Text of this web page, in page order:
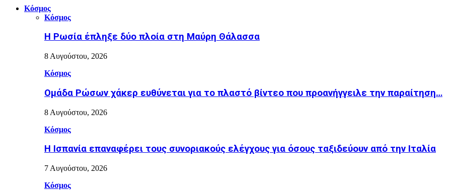
Κόσμος
Κόσμος
Η Ρωσία έπληξε δύο πλοία στη Μαύρη Θάλασσα
8 Αυγούστου, 2026
Κόσμος
Ομάδα Ρώσων χάκερ ευθύνεται για το πλαστό βίντεο που προανήγγειλε την παραίτηση…
8 Αυγούστου, 2026
Κόσμος
H Ισπανία επαναφέρει τους συνοριακούς ελέγχους για όσους ταξιδεύουν από την Ιταλία
7 Αυγούστου, 2026
Κόσμος